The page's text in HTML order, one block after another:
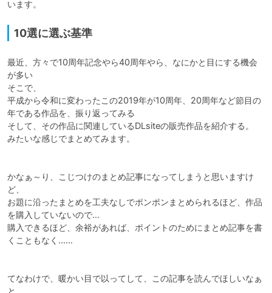
10選に選ぶ基準
最近、方々で10周年記念やら40周年やら、なにかと目にする機会
が多い
そこで、
平成から令和に変わったこの2019年が10周年、20周年など節目の
年である作品を、振り返ってみる
そして、その作品に関連しているDLsiteの販売作品を紹介する。
みたいな感じでまとめてみます。
かなぁ～り、こじつけのまとめ記事になってしまうと思いますけ
ど、
お題に沿ったまとめを工夫なしでポンポンまとめられるほど、作品
を購入していないので…
購入できるほど、余裕があれば、ポイントのためにまとめ記事を書
くこともなく……
てなわけで、暖かい目で以ってして、この記事を読んでほしいなぁ
と